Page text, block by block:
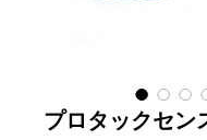
プロタックセン